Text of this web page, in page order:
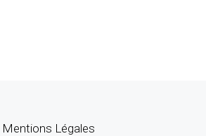
Mentions Légales